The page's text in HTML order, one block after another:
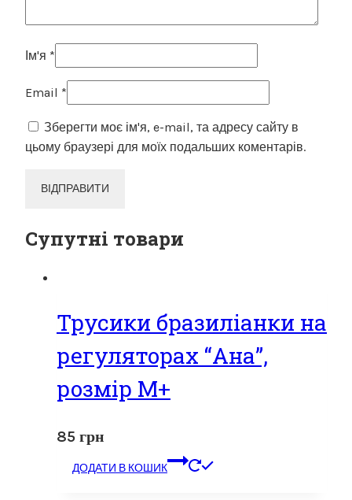
Ім'я *
Email *
Зберегти моє ім'я, e-mail, та адресу сайту в
цьому браузері для моїх подальших коментарів.
Супутні товари
Трусики бразиліанки на
регуляторах “Ана”,
розмір М+
85 грн
ДОДАТИ В КОШИК